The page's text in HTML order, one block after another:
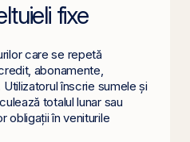
fixe
care se repetă
abonamente,
înscrie sumele și
totalul lunar sau
obligații în veniturile